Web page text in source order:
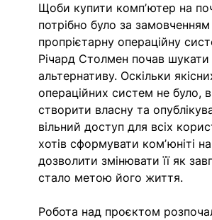
Щоби купити компʼютер на
потрібно було за
пропрієтарну операційну
Річард Столмен почав шукати
альтернативу. Оскільки
операційних систем не було,
створити власну та
вільний доступ для всіх
хотів сформувати комʼюніті
дозволити змінювати її як
стало метою його життя.
Робота над проєктом